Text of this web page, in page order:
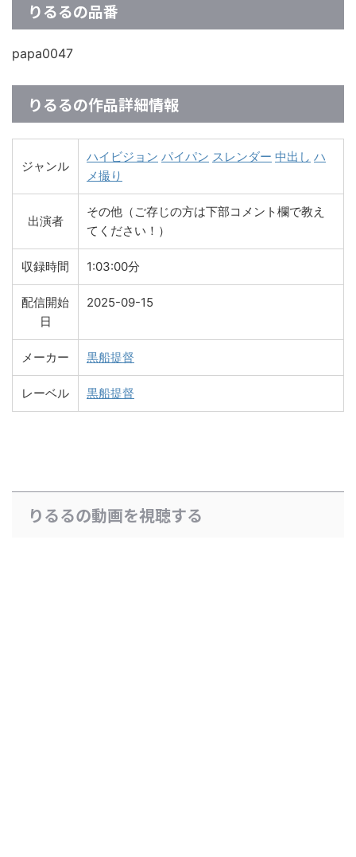
りるるの品番
papa0047
りるるの作品詳細情報
ジャンル
ハイビジョン パイパン スレンダー 中出し ハ
メ撮り
出演者
その他（ご存じの方は下部コメント欄で教え
てください！）
収録時間 1:03:00分
配信開始
日
2025-09-15
メーカー 黒船提督
レーベル 黒船提督
りるるの動画を視聴する